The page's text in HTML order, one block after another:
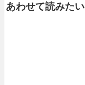
あわせて読みたい